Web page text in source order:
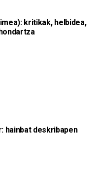
kritikak, helbidea,
hainbat deskribapen